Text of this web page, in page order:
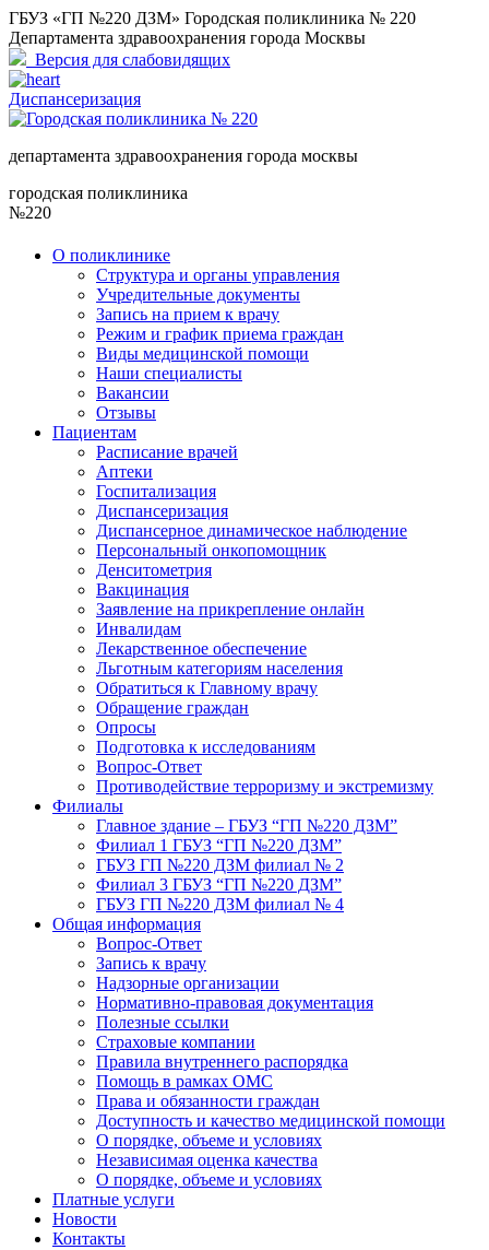
ГБУЗ «ГП №220 ДЗМ» Городская поликлиника № 220
Департамента здравоохранения города Москвы
Версия для слабовидящих
Диспансеризация
департамента здравоохранения города москвы
городская поликлиника
№220
О поликлинике
Структура и органы управления
Учредительные документы
Запись на прием к врачу
Режим и график приема граждан
Виды медицинской помощи
Наши специалисты
Вакансии
Отзывы
Пациентам
Расписание врачей
Аптеки
Госпитализация
Диспансеризация
Диспансерное динамическое наблюдение
Персональный онкопомощник
Денситометрия
Вакцинация
Заявление на прикрепление онлайн
Инвалидам
Лекарственное обеспечение
Льготным категориям населения
Обратиться к Главному врачу
Обращение граждан
Опросы
Подготовка к исследованиям
Вопрос-Ответ
Противодействие терроризму и экстремизму
Филиалы
Главное здание – ГБУЗ “ГП №220 ДЗМ”
Филиал 1 ГБУЗ “ГП №220 ДЗМ”
ГБУЗ ГП №220 ДЗМ филиал № 2
Филиал 3 ГБУЗ “ГП №220 ДЗМ”
ГБУЗ ГП №220 ДЗМ филиал № 4
Общая информация
Вопрос-Ответ
Запись к врачу
Надзорные организации
Нормативно-правовая документация
Полезные ссылки
Страховые компании
Правила внутреннего распорядка
Помощь в рамках ОМС
Права и обязанности граждан
Доступность и качество медицинской помощи
О порядке, объеме и условиях
Независимая оценка качества
О порядке, объеме и условиях
Платные услуги
Новости
Контакты